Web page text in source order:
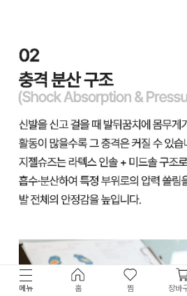
메뉴 홈 찜 장바